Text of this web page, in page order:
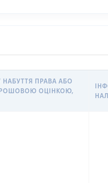
НАБУТТЯ ПРАВА АБО
ОЦІНКОЮ,